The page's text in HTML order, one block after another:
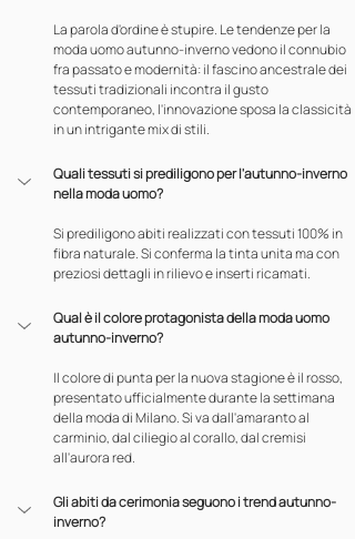
La parola d'ordine è stupire. Le tendenze per la
moda uomo autunno-inverno vedono il connubio
fra passato e modernità: il fascino ancestrale dei
tessuti tradizionali incontra il gusto
contemporaneo, l'innovazione sposa la classicità
in un intrigante mix di stili.
Quali tessuti si prediligono per l'autunno-inverno
nella moda uomo?
Si prediligono abiti realizzati con tessuti 100% in
fibra naturale. Si conferma la tinta unita ma con
preziosi dettagli in rilievo e inserti ricamati.
Qual è il colore protagonista della moda uomo
autunno-inverno?
Il colore di punta per la nuova stagione è il rosso,
presentato ufficialmente durante la settimana
della moda di Milano. Si va dall'amaranto al
carminio, dal ciliegio al corallo, dal cremisi
all'aurora red.
Gli abiti da cerimonia seguono i trend autunno-
inverno?